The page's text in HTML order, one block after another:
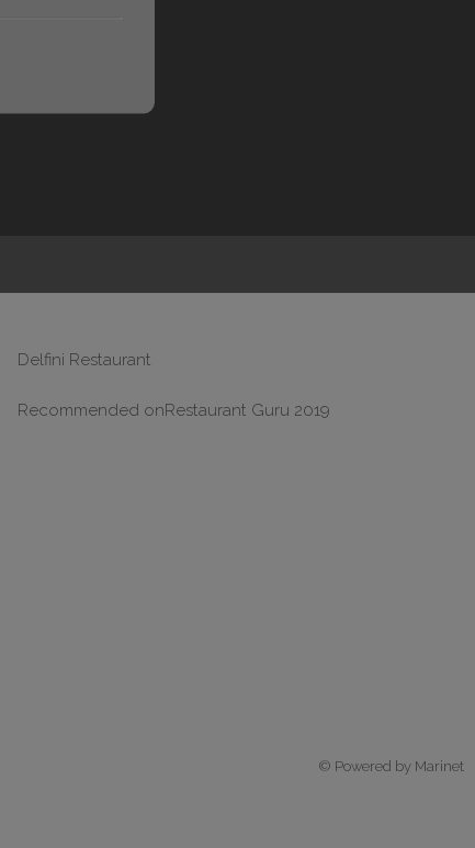
Delfini Restaurant
Recommended onRestaurant Guru 2019
© Powered by Marinet